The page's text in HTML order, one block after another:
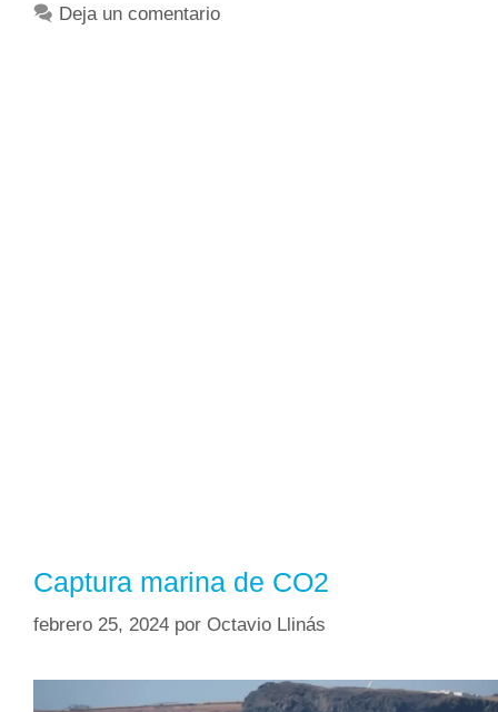
Deja un comentario
Captura marina de CO2
febrero 25, 2024 por Octavio Llinás